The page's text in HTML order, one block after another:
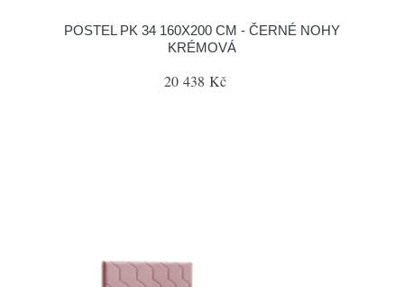
POSTEL PK 34 160X200 CM - ČERNÉ NOHY
KRÉMOVÁ
20 438 Kč